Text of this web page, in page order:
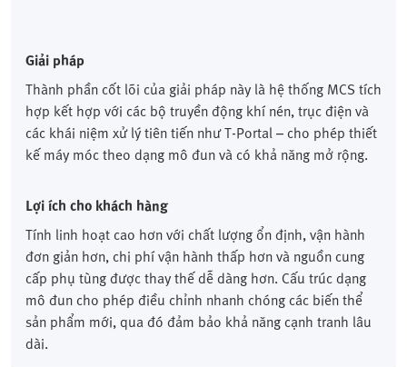
Giải pháp
Thành phần cốt lõi của giải pháp này là hệ thống MCS tích
hợp kết hợp với các bộ truyền động khí nén, trục điện và
các khái niệm xử lý tiên tiến như T-Portal – cho phép thiết
kế máy móc theo dạng mô đun và có khả năng mở rộng.
Lợi ích cho khách hàng
Tính linh hoạt cao hơn với chất lượng ổn định, vận hành
đơn giản hơn, chi phí vận hành thấp hơn và nguồn cung
cấp phụ tùng được thay thế dễ dàng hơn. Cấu trúc dạng
mô đun cho phép điều chỉnh nhanh chóng các biến thể
sản phẩm mới, qua đó đảm bảo khả năng cạnh tranh lâu
dài.